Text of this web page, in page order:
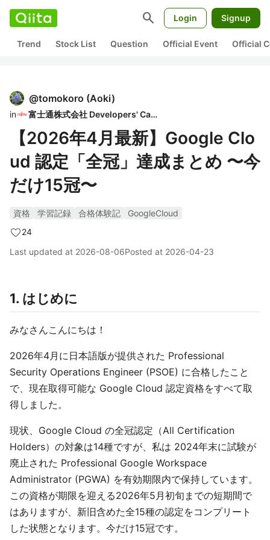
search Login Signup
Trend Stock List Question Official Event Official
@tomokoro (Aoki)
in 富士通株式会社 Developers' Cafe
【2026年4月最新】Google Clo
ud 認定「全冠」達成まとめ 〜今
だけ15冠〜
資格 学習記録 合格体験記
GoogleCloud
24
Last updated at 2026-08-06Posted at 2026-04-23
1. はじめに
みなさんこんにちは！
2026年4月に日本語版が提供された Professional
Security Operations Engineer (PSOE) に合格したこと
で、現在取得可能な Google Cloud 認定資格をすべて取
得しました。
現状、Google Cloud の全冠認定（All Certification
Holders）の対象は14種ですが、私は 2024年末に試験が
廃止された Professional Google Workspace
Administrator (PGWA) を有効期限内で保持しています。
この資格が期限を迎える2026年5月初旬までの短期間で
はありますが、新旧含めた全15種の認定をコンプリート
した状態となります。今だけ15冠です。